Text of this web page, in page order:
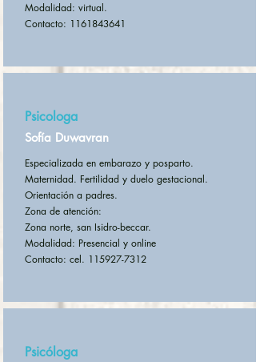
Modalidad: virtual.
Contacto: 1161843641
Psicologa
Sofía Duwavran
Especializada en embarazo y posparto.
Maternidad. Fertilidad y duelo gestacional.
Orientación a padres.
Zona de atención:
Zona norte, san Isidro-beccar.
Modalidad: Presencial y online
Contacto: cel. 115927-7312
Psicóloga